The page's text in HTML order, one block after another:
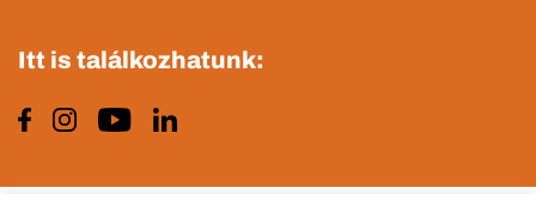
Itt is találkozhatunk: